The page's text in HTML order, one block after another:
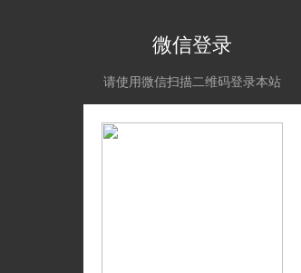
微信登录
请使用微信扫描二维码登录本站